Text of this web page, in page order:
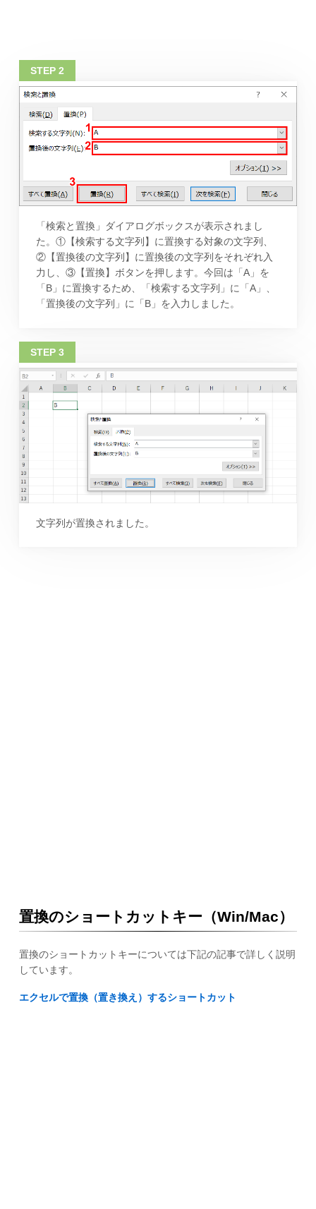
「検索と置換」ダイアログボックスが表示されまし
た。①【検索する文字列】に置換する対象の文字列、
②【置換後の文字列】に置換後の文字列をそれぞれ入
力し、③【置換】ボタンを押します。今回は「A」を
「B」に置換するため、「検索する文字列」に「A」、
「置換後の文字列」に「B」を入力しました。
文字列が置換されました。
置換のショートカットキー（Win/Mac）
置換のショートカットキーについては下記の記事で詳しく説明
しています。
エクセルで置換（置き換え）するショートカット